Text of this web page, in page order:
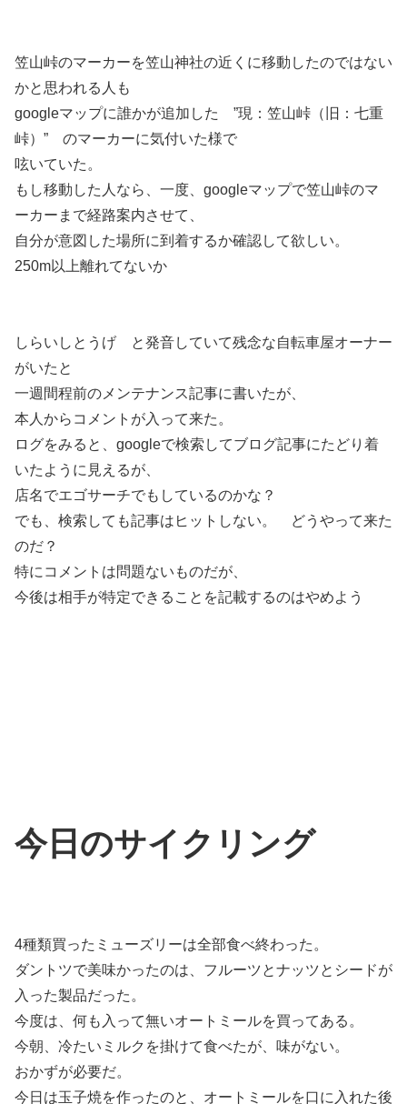
笠山峠のマーカーを笠山神社の近くに移動したのではない
かと思われる人も
googleマップに誰かが追加した ”現：笠山峠（旧：七重
峠）” のマーカーに気付いた様で
呟いていた。
もし移動した人なら、一度、googleマップで笠山峠のマ
ーカーまで経路案内させて、
自分が意図した場所に到着するか確認して欲しい。
250m以上離れてないか
しらいしとうげ と発音していて残念な自転車屋オーナー
がいたと
一週間程前のメンテナンス記事に書いたが、
本人からコメントが入って来た。
ログをみると、googleで検索してブログ記事にたどり着
いたように見えるが、
店名でエゴサーチでもしているのかな？
でも、検索しても記事はヒットしない。 どうやって来た
のだ？
特にコメントは問題ないものだが、
今後は相手が特定できることを記載するのはやめよう
今日のサイクリング
4種類買ったミューズリーは全部食べ終わった。
ダントツで美味かったのは、フルーツとナッツとシードが
入った製品だった。
今度は、何も入って無いオートミールを買ってある。
今朝、冷たいミルクを掛けて食べたが、味がない。
おかずが必要だ。
今日は玉子焼を作ったのと、オートミールを口に入れた後